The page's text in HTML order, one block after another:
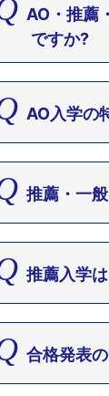
AO・推薦
ですか?
AO入学の
推薦・一
推薦入学
合格発表